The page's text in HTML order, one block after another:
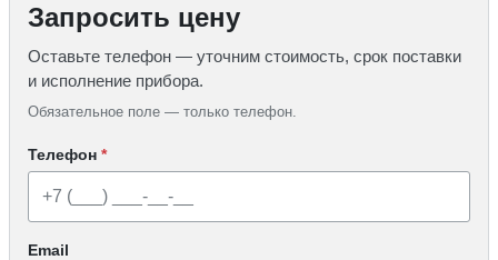
Запросить цену
Оставьте телефон — уточним стоимость, срок поставки
и исполнение прибора.
Обязательное поле — только телефон.
Телефон *
Email